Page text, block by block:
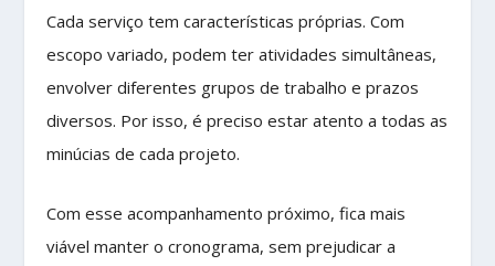
Cada serviço tem características próprias. Com
escopo variado, podem ter atividades simultâneas,
envolver diferentes grupos de trabalho e prazos
diversos. Por isso, é preciso estar atento a todas as
minúcias de cada projeto.
Com esse acompanhamento próximo, fica mais
viável manter o cronograma, sem prejudicar a